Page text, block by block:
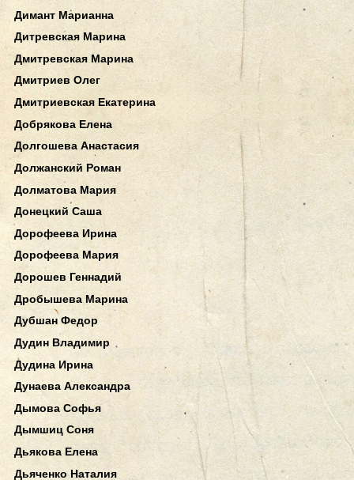
Димант Марианна
Дитревская Марина
Дмитревская Марина
Дмитриев Олег
Дмитриевская Екатерина
Добрякова Елена
Долгошева Анастасия
Должанский Роман
Долматова Мария
Донецкий Саша
Дорофеева Ирина
Дорофеева Мария
Дорошев Геннадий
Дробышева Марина
Дубшан Федор
Дудин Владимир
Дудина Ирина
Дунаева Александра
Дымова Софья
Дымшиц Соня
Дьякова Елена
Дьяченко Наталия